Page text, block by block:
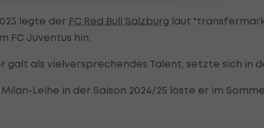
legte der FC Red Bull Salzburg laut
FC Juventus hin.
galt als vielversprechendes Talent, setzte sich in
Leihe in der Saison 2024/25 löste er im